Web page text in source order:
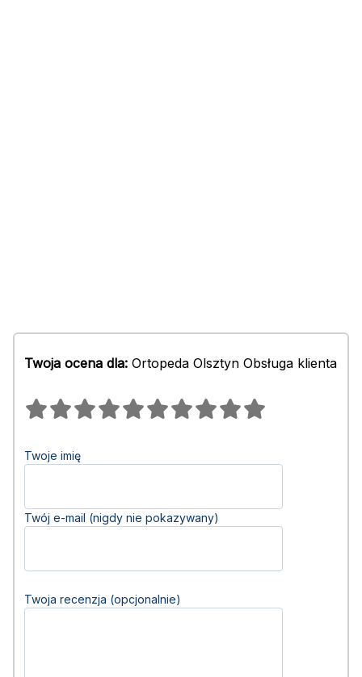
Twoja ocena dla: Ortopeda Olsztyn Obsługa klienta
Twoje imię
Twój e-mail (nigdy nie pokazywany)
Twoja recenzja (opcjonalnie)